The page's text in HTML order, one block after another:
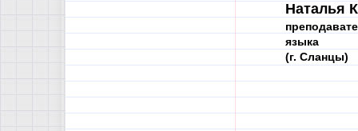
Наталья
языка
(г. Сланцы)